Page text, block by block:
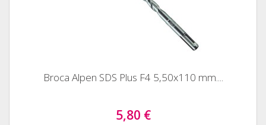
Broca Alpen SDS Plus F4 5,50x110 mm....
5,80 €